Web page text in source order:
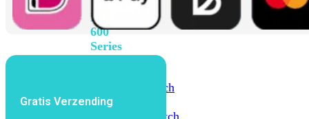
FortiSwitch
600
Series
FortiSwitch
624F-
FortiSwitch
Gratis Verzending